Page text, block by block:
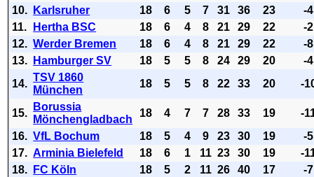
10.
Karlsruher 18 6 5 7 31 36 23
-4
11.
Hertha BSC 18 6 4 8 21 29 22
-2
12. Werder Bremen 18 6 4 8 21 29 22
-8
13.
Hamburger SV 18 5 5 8 24 29 20
-4
14.
TSV 1860
München
18 5 5 8 22 33 20 -
15.
Borussia
Mönchengladbach
18 4 7 7 28 33 19
-
16. VfL Bochum 18 5 4 9 23 30 19
-5
17. Arminia Bielefeld 18 6 1 11 23 30 19
-
18.
FC Köln 18 5 2 11 26 40 17 -7